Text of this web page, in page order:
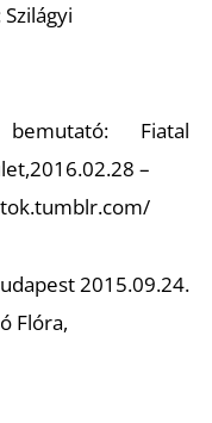
Fiatal
–
2015.09.24.
Flóra,